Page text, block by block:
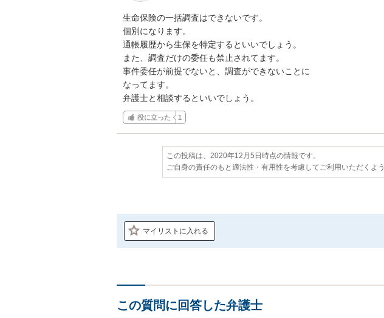
生命保険の一括調査はできないです。
個別になります。
通帳履歴から生保を特定するといいでしょう。
また、調査だけの委任も禁止されてます。
事件委任が前提でないと、調査ができないことに
なってます。
弁護士と相談するといいでしょう。
役に立った 1
この投稿は、2020年12月5日時点の情報です。
ご自身の責任のもと適法性・有用性を考慮してご利用いただくよ
マイリストに入れる
この質問に回答した弁護士